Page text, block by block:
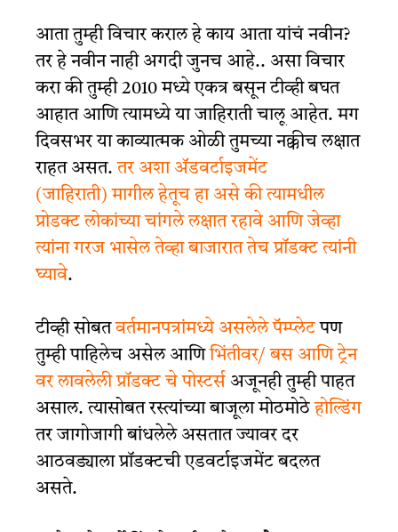
आता तुम्ही विचार कराल हे काय आतायांचंनवीन?
तर हे नवीन नाही अगदी जुनच आहे.. असा विचार
करा की तुम्ही 2010 मध्ये एकत्र बसून टीव्ही बघत
आहात आणि त्यामध्ये या जाहिरातीचालू आहेत. मग
दिवसभर या काव्यात्मक ओळी तुमच्या नक्कीच लक्षात
राहत असत.तर अशा ॲडवर्टाइजमेंट
(जाहिराती) मागील हेतूच हा असे की त्यामधील
प्रोडक्ट लोकांच्या चांगले लक्षात रहावे आणि जेव्हा
त्यांना गरज भासेल तेव्हा बाजारात तेच प्रॉडक्ट त्यांनी
घ्यावे.
टीव्ही सोबतवर्तमानपत्रांमध्ये असलेले पॅम्प्लेटपण
तुम्ही पाहिलेच असेल आणिभिंतीवर/ बस आणि ट्रेन
वर लावलेली प्रॉडक्ट चे पोस्टर्स अजूनही तुम्ही पाहत
असाल. त्यासोबत रस्त्यांच्या बाजूला मोठमोठेहोल्डिंग
तर जागोजागी बांधलेले असतात ज्यावर दर
आठवड्याला प्रॉडक्टची एडवर्टाइजमेंट बदलत
असते.